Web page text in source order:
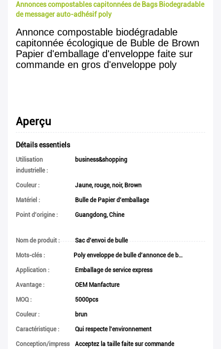
Annonces compostables capitonnées de Bags Biodegradable
de messager auto-adhésif poly
Annonce compostable biodégradable
capitonnée écologique de Buble de Brown
Papier d'emballage d'enveloppe faite sur
commande en gros d'enveloppe poly
Aperçu
Détails essentiels
Utilisation
industrielle :
business&shopping
Couleur : Jaune, rouge, noir, Brown
Matériel : Bulle de Papier d'emballage
Point d'origine : Guangdong, Chine
Nom de produit : Sac d'envoi de bulle
Mots-clés : Poly enveloppe de bulle d'annonce de bulle
Application : Emballage de service express
Avantage : OEM Manfacture
MOQ : 5000pcs
Couleur : brun
Caractéristique : Qui respecte l'environnement
Conception/impressionAcceptez la taille faite sur commande